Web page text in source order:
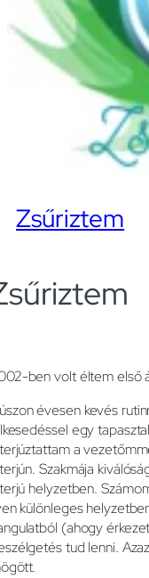
Zsűriztem
ben volt éltem első
évesen kevés
egy
a
Szakmája
helyzetben.
különleges
(ahogy
tud lenni.